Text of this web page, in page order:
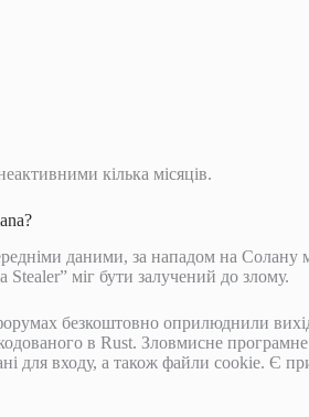
кілька місяців.
даними, за нападом на Солану
Stealer” міг бути залучений до злому.
безкоштовно оприлюднили
в Rust. Зловмисне
для входу, а також файли cookie. Є